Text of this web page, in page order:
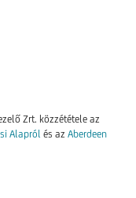
Zrt. közzététele az
Alapról és az Aberdeen